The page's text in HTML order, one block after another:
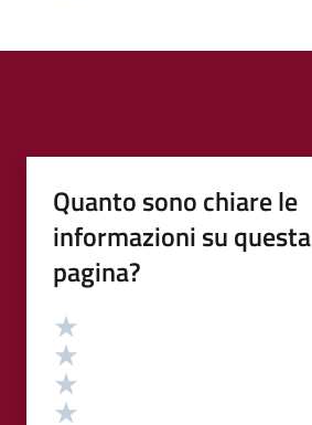
Quanto sono chiare le
informazioni su questa
pagina?
Valutazione